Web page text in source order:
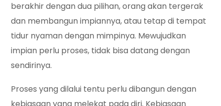
berakhir dengan dua pilihan, orang akan tergerak
dan membangun impiannya, atau tetap di tempat
tidur nyaman dengan mimpinya. Mewujudkan
impian perlu proses, tidak bisa datang dengan
sendirinya.
Proses yang dilalui tentu perlu dibangun dengan